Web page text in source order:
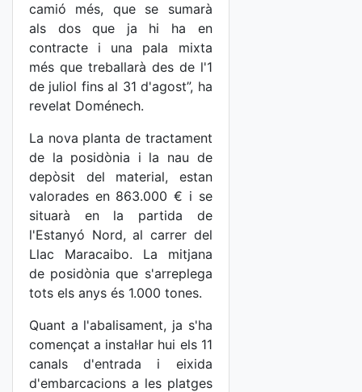
camió més, que se sumarà
als dos que ja hi ha en
contracte i una pala mixta
més que treballarà des de l'1
de juliol fins al 31 d'agost”, ha
revelat Doménech.
La nova planta de tractament
de la posidònia i la nau de
depòsit del material, estan
valorades en 863.000 € i se
situarà en la partida de
l'Estanyó Nord, al carrer del
Llac Maracaibo. La mitjana
de posidònia que s'arreplega
tots els anys és 1.000 tones.
Quant a l'abalisament, ja s'ha
començat a instal·lar hui els 11
canals d'entrada i eixida
d'embarcacions a les platges